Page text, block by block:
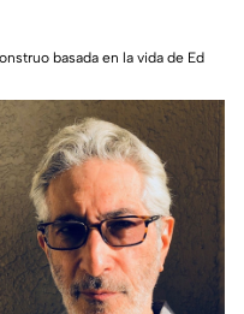
basada en la vida de Ed